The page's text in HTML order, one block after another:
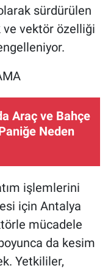
sürdürülen
ve vektör özelliği
Araç ve Bahçe
Neden
işlemlerini
için Antalya
mücadele
da kesim
Yetkililer,